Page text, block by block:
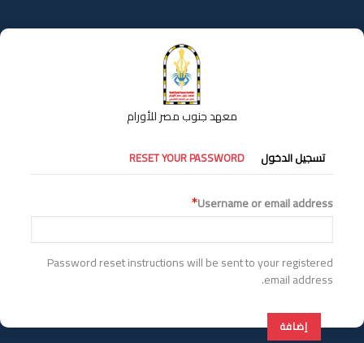
إلى
المحتوى
معهد جنوب مصر للأورام
التبويبات
الأساسية
تسجيل الدخول RESET YOUR PASSWORD
Username or email address
Password reset instructions will be sent to your registered
email address.